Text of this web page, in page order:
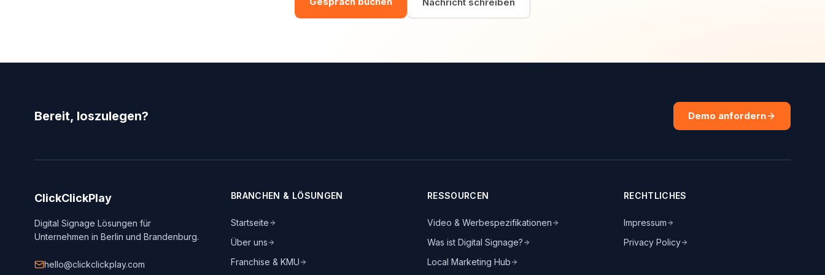
Bereit, loszulegen? Demo anfordern
ClickClickPlay
Digital Signage Lösungen für
Unternehmen in Berlin und Brandenburg.
hello@clickclickplay.com
BRANCHEN & LÖSUNGEN
Startseite
Über uns
Franchise & KMU
RESSOURCEN
Video & Werbespezifikationen
Was ist Digital Signage?
Local Marketing Hub
RECHTLICHES
Impressum
Privacy Policy